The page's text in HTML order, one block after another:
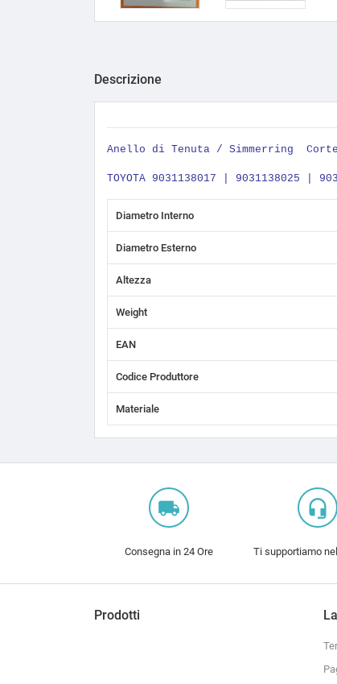
Descrizione
Anello di Tenuta / Simmerring
TOYOTA 9031138017 | 9031138025 |
Diametro Interno
Diametro Esterno
Altezza
Weight
EAN
Codice Produttore
Materiale
local_shipping
Consegna in 24 Ore
headset_mic
Ti supportiamo
Prodotti